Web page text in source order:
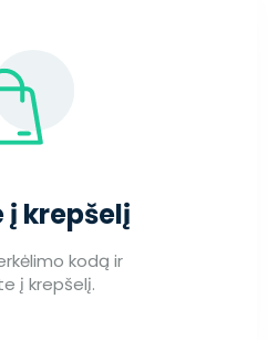
į krepšelį
kodą ir
į krepšelį.